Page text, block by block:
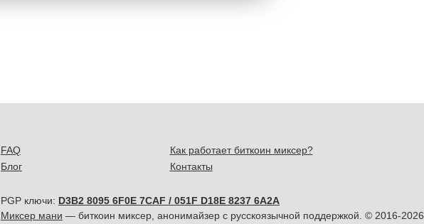
FAQ
Блог
Как работает биткоин миксер?
Контакты
PGP ключи: D3B2 8095 6F0E 7CAF / 051F D18E 8237 6A2A
Миксер мани — биткоин миксер, анонимайзер с русскоязычной поддержкой. © 2016-2026